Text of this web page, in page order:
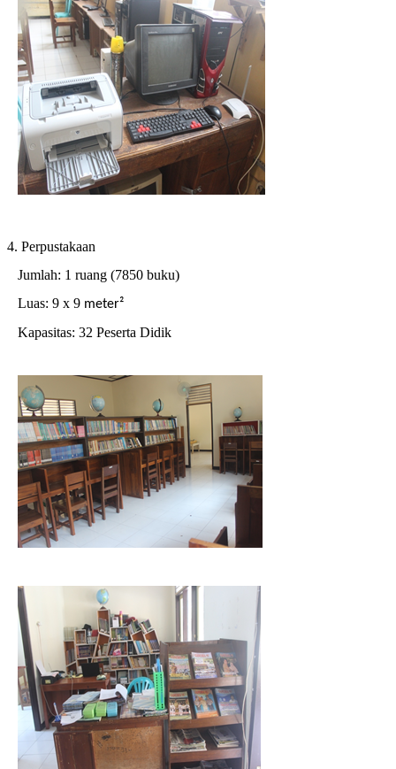
4. Perpustakaan
Jumlah: 1 ruang (7850 buku)
Luas: 9 x 9 meter²
Kapasitas: 32 Peserta Didik